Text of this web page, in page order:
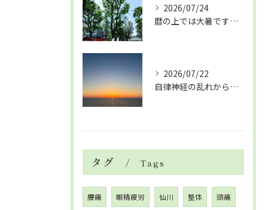
2026/07/24
暦の上では大暑です！腰痛や肩こりから来る頭痛
2026/07/22
自律神経の乱れから生活習慣病、血液循環の滞り
タグ Tags
腰痛 眼精疲労 仙川 整体 頭痛